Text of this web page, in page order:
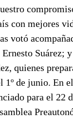
con mejores
votó
Suárez;
quienes
1º de junio. En
para el 22